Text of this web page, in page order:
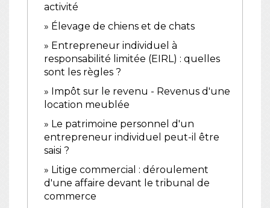
activité
Élevage de chiens et de chats
Entrepreneur individuel à
responsabilité limitée (EIRL) : quelles
sont les règles ?
Impôt sur le revenu - Revenus d'une
location meublée
Le patrimoine personnel d'un
entrepreneur individuel peut-il être
saisi ?
Litige commercial : déroulement
d'une affaire devant le tribunal de
commerce